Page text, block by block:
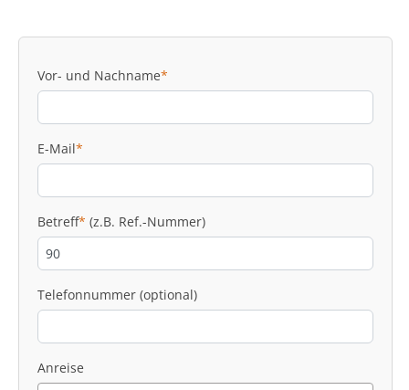
Vor- und Nachname*
E-Mail*
Betreff* (z.B. Ref.-Nummer)
Telefonnummer (optional)
Anreise